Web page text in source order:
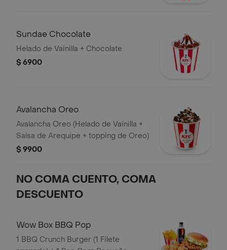
Sundae Chocolate
Helado de Vainilla + Chocolate
$ 6900
Avalancha Oreo
Avalancha Oreo (Helado de Vainilla +
Salsa de Arequipe + topping de Oreo)
$ 9900
NO COMA CUENTO, COMA
DESCUENTO
Wow Box BBQ Pop
1 BBQ Crunch Burger (1 Filete